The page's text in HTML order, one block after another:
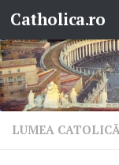
Skip to content
Catholica.ro
LUMEA